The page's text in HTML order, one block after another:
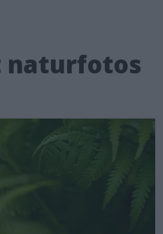
naturfotos